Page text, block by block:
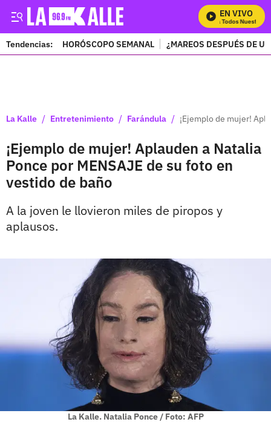
EN VIVO
Mira Todos Nuestros
Tendencias: HORÓSCOPO SEMANAL ¿MAREOS DESPUÉS DE
La Kalle / Entretenimiento / Farándula / ¡Ejemplo de mujer!
¡Ejemplo de mujer! Aplauden a Natalia
Ponce por MENSAJE de su foto en
vestido de baño
A la joven le llovieron miles de piropos y
aplausos.
La Kalle. Natalia Ponce / Foto: AFP